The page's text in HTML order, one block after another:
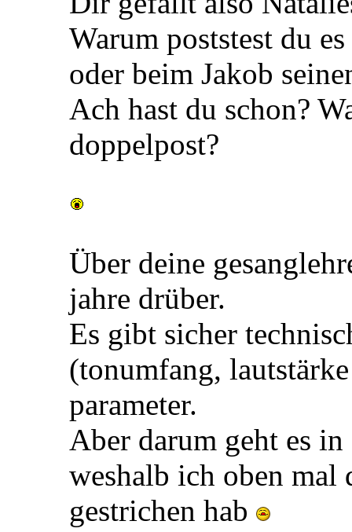
Warum poststest du
oder beim Jakob
Ach hast du schon?
doppelpost?
Über deine
jahre drüber.
Es gibt sicher
(tonumfang,
parameter.
Aber darum geht es
weshalb ich oben
gestrichen hab